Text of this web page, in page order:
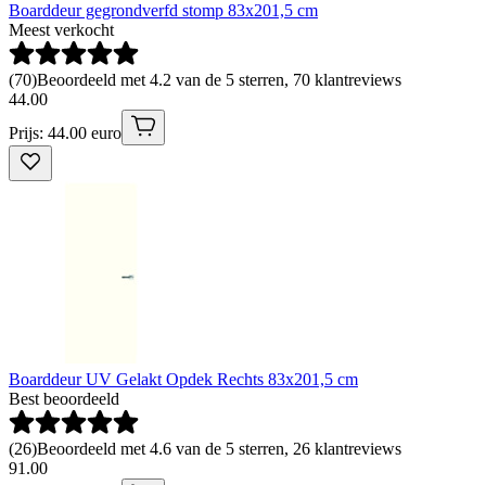
Boarddeur gegrondverfd stomp 83x201,5 cm
Meest verkocht
(70)Beoordeeld met 4.2 van de 5 sterren, 70 klantreviews
44.00
Prijs: 44.00 euro
Boarddeur UV Gelakt Opdek Rechts 83x201,5 cm
Best beoordeeld
(26)Beoordeeld met 4.6 van de 5 sterren, 26 klantreviews
91 .00